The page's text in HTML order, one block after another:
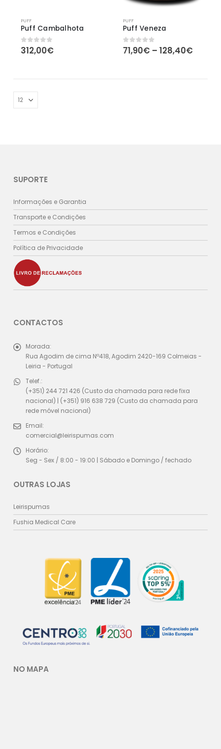
PUFF
Puff Cambalhota
0out of 5
312,00€
PUFF
Puff Veneza
0out of 5
71,90€ – 128,40€Price
SUPORTE
Informações e Garantia
Transporte e Condições
Termos e Condições
Política de Privacidade
CONTACTOS
Morada:
Rua Agodim de cima Nº418, Agodim 2420-169 Colmeias -
Leiria - Portugal
Telef.:
(+351) 244 721 426 (Custo da chamada para rede fixa
nacional) | (+351) 916 638 729 (Custo da chamada para
rede móvel nacional)
Email:
comercial@leirispumas.com
Horário:
Seg - Sex / 8:00 - 19:00 | Sábado e Domingo / fechado
OUTRAS LOJAS
Leirispumas
Fushia Medical Care
NO MAPA